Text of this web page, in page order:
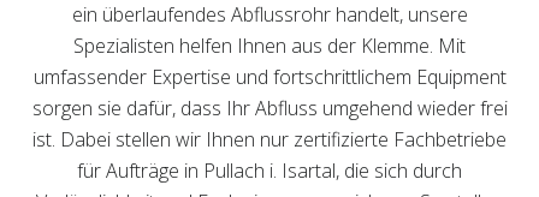
ein überlaufendes Abflussrohr handelt, unsere
Spezialisten helfen Ihnen aus der Klemme. Mit
umfassender Expertise und fortschrittlichem Equipment
sorgen sie dafür, dass Ihr Abfluss umgehend wieder frei
ist. Dabei stellen wir Ihnen nur zertifizierte Fachbetriebe
für Aufträge in Pullach i. Isartal, die sich durch